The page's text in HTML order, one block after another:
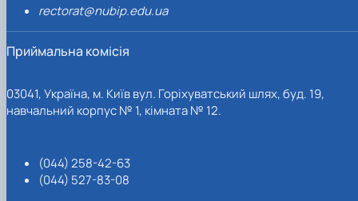
rectorat@nubip.edu.ua
Приймальна комісія
03041, Україна, м. Київ вул. Горіхуватський шлях, буд. 19,
навчальний корпус № 1, кімната № 12.
(044) 258-42-63
(044) 527-83-08